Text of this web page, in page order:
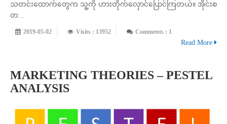
သတင်းထောက်တွေက သူ့ကို ဟားတိုက်လှောင်ပြောင်ကြတယ်။ အိုင်းစ
တ...
2019-05-02 Visits : 13952 Comments : 1
Read More
MARKETING THEORIES – PESTEL
ANALYSIS